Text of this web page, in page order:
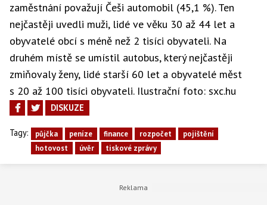
zaměstnání považují Češi automobil (45,1 %). Ten
nejčastěji uvedli muži, lidé ve věku 30 až 44 let a
obyvatelé obcí s méně než 2 tisíci obyvateli. Na
druhém místě se umístil autobus, který nejčastěji
zmiňovaly ženy, lidé starší 60 let a obyvatelé měst
s 20 až 100 tisíci obyvateli. Ilustrační foto: sxc.hu
DISKUZE
Tagy: půjčka peníze finance rozpočet
pojištění
hotovost
úvěr tiskové zprávy